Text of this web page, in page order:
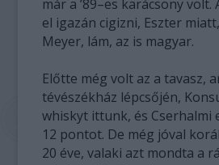
már a ’89–es karácsony
el igazán cigizni, Eszter
Meyer, lám, az is magyar.
Előtte még volt az a tavasz,
tévészékház lépcsőjén,
whiskyt ittunk, és Cserhalmi
12 pontot. De még jóval
20 éve, valaki azt mondta a